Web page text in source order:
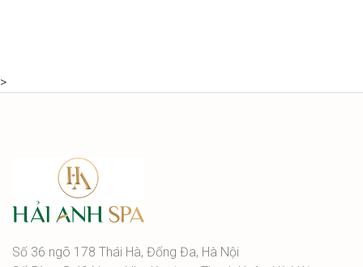
>
Số 36 ngõ 178 Thái Hà, Đống Đa, Hà Nội